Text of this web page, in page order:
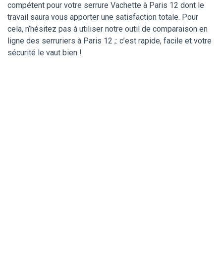
compétent pour votre serrure Vachette à Paris 12 dont le
travail saura vous apporter une satisfaction totale. Pour
cela, n’hésitez pas à utiliser notre outil de comparaison en
ligne des serruriers à Paris 12 ;: c’est rapide, facile et votre
sécurité le vaut bien !